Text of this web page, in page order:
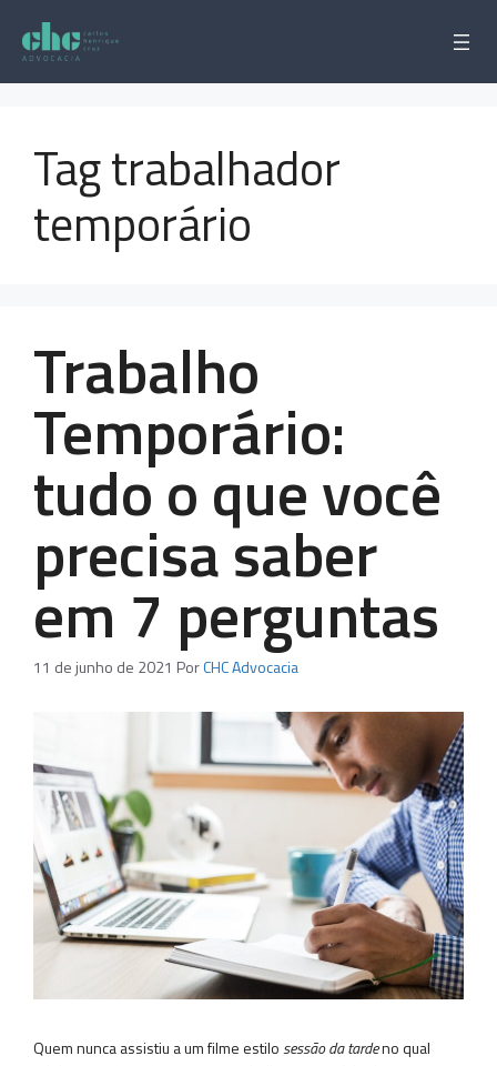
para
conteúdo
Tag trabalhador
temporário
Trabalho
Temporário:
tudo o que você
precisa saber
em 7 perguntas
11 de junho de 2021 PorCHC Advocacia
Quem nunca assistiu a um filme estilosessão da tardeno qual